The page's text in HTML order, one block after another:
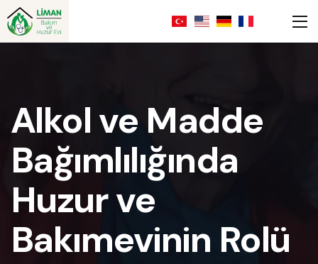
Alkol ve Madde
Bağımlılığında
Huzur ve
Bakımevinin Rolü